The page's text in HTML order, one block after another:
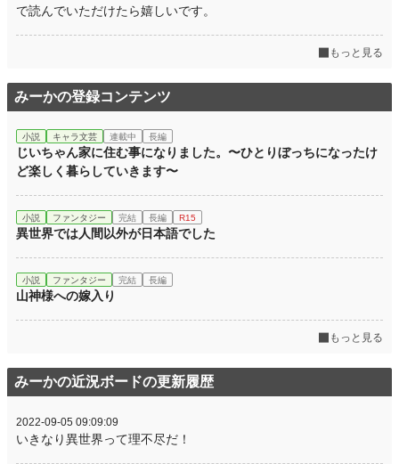
で読んでいただけたら嬉しいです。
もっと見る
みーかの登録コンテンツ
小説 キャラ文芸 連載中 長編
じいちゃん家に住む事になりました。〜ひとりぼっちになったけ
ど楽しく暮らしていきます〜
小説 ファンタジー 完結 長編 R15
異世界では人間以外が日本語でした
小説 ファンタジー 完結 長編
山神様への嫁入り
もっと見る
みーかの近況ボードの更新履歴
2022-09-05 09:09:09
いきなり異世界って理不尽だ！